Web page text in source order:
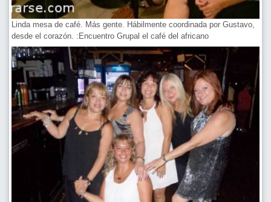
Linda mesa de café. Más gente. Hábilmente coordinada por Gustavo,
desde el corazón. :Encuentro Grupal el café del africano